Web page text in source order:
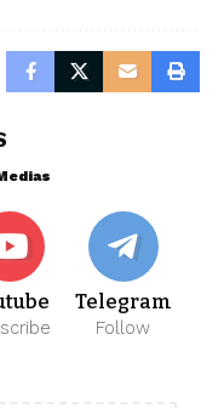
Telegram
Follow